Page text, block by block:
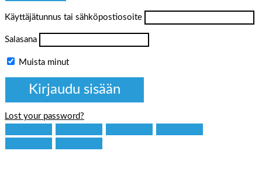
Käyttäjätunnus tai sähköpostiosoite
Salasana
Muista minut
Lost your password?